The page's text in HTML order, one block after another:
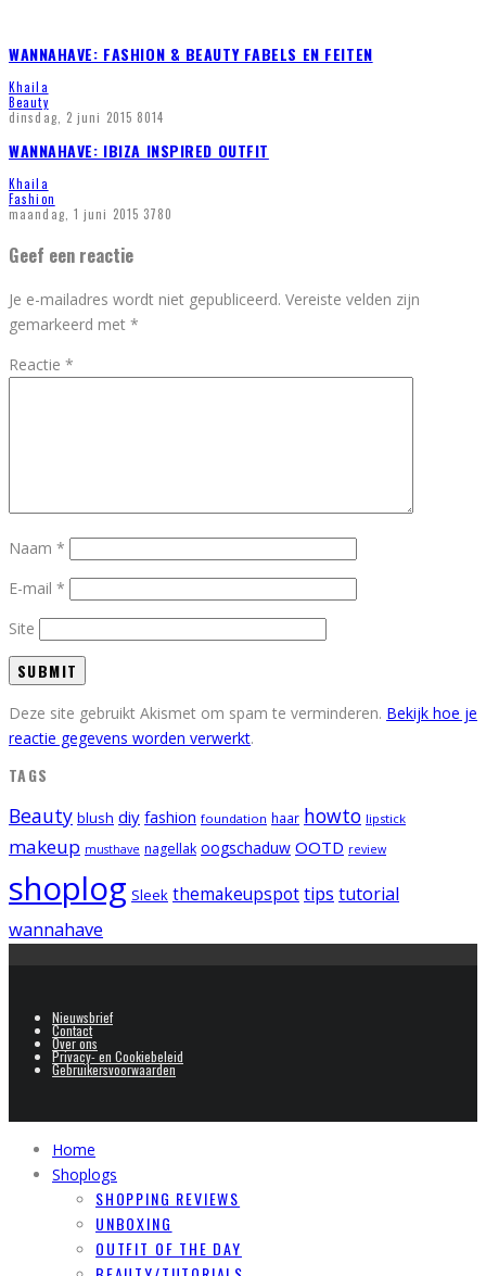
WANNAHAVE: FASHION & BEAUTY FABELS EN FEITEN
Khaila
Beauty
dinsdag, 2 juni 2015 8014
WANNAHAVE: IBIZA INSPIRED OUTFIT
Khaila
Fashion
maandag, 1 juni 2015 3780
Geef een reactie
Je e-mailadres wordt niet gepubliceerd. Vereiste velden zijn
gemarkeerd met *
Reactie *
Naam *
E-mail *
Site
Deze site gebruikt Akismet om spam te verminderen. Bekijk hoe je
reactie gegevens worden verwerkt.
TAGS
Beauty blush diy fashion foundation haar howto lipstick
makeup musthave nagellak oogschaduw OOTD review
shoplog Sleek themakeupspottips tutorial
wannahave
Nieuwsbrief
Contact
Over ons
Privacy- en Cookiebeleid
Gebruikersvoorwaarden
Home
Shoplogs
SHOPPING REVIEWS
UNBOXING
OUTFIT OF THE DAY